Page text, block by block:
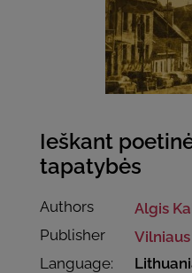
Ieškant
tapatybės
Authors
Algis
Publisher
Language: